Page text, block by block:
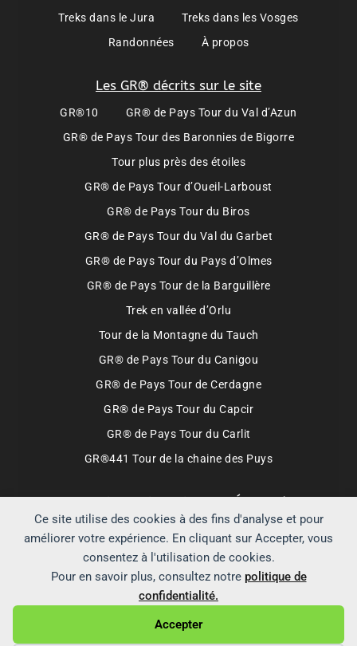
Ce site utilise des cookies à des fins d'analyse et pour
améliorer votre expérience. En cliquant sur Accepter, vous
consentez à l'utilisation de cookies.
Pour en savoir plus, consultez notre politique de
confidentialité.
Accepter
Treks dans le Jura
Treks dans les Vosges
Randonnées
À propos
Les GR® décrits sur le site
GR®10
GR® de Pays Tour du Val d’Azun
GR® de Pays Tour des Baronnies de Bigorre
Tour plus près des étoiles
GR® de Pays Tour d’Oueil-Larboust
GR® de Pays Tour du Biros
GR® de Pays Tour du Val du Garbet
GR® de Pays Tour du Pays d’Olmes
GR® de Pays Tour de la Barguillère
Trek en vallée d’Orlu
Tour de la Montagne du Tauch
GR® de Pays Tour du Canigou
GR® de Pays Tour de Cerdagne
GR® de Pays Tour du Capcir
GR® de Pays Tour du Carlit
GR®441 Tour de la chaine des Puys
Partenaires qui soutiennent Échappées
Montagnardes
Boutique FFRandonnée
Lyophilisé & Co
ALPINISTE.FR
Booking.com